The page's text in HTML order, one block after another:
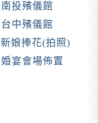
南投殯儀館
台中殯儀館
新娘捧花(拍照)
婚宴會場佈置